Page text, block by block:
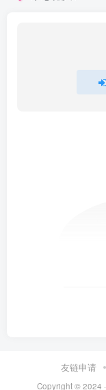
友链申请
Copyright © 2024 ·